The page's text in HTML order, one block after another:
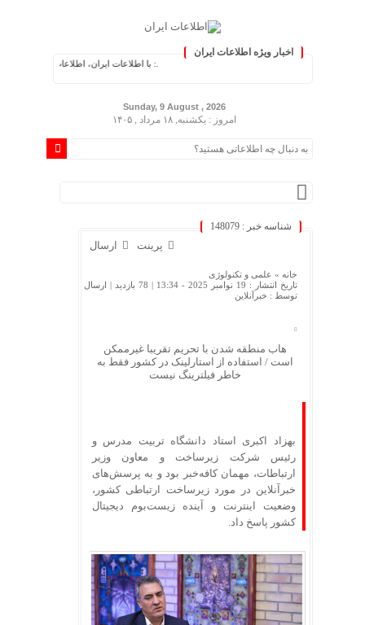
اخبار ویژه اطلاعات ایران
.: با اطلاعات ایران، اطلاعات خود را به‌روز کنید :.
Sunday, 9 August , 2026
امروز : یکشنبه, ۱۸ مرداد , ۱۴۰۵
شناسه خبر : 148079
ارسال پرینت
خانه » علمی و تکنولوژی
تاریخ انتشار : 19 نوامبر 2025 - 13:34 |
78 بازدید
| ارسال
توسط : خبرآنلاین
هاب منطقه شدن با تحریم تقریبا غیرممکن
است / استفاده از استارلینک در کشور فقط به
خاطر فیلترینگ نیست
بهزاد اکبری استاد دانشگاه تربیت مدرس و
رئیس شرکت زیرساخت و معاون وزیر
ارتباطات، مهمان کافه‌خبر بود و به پرسش‌های
خبرآنلاین در مورد زیرساخت ارتباطی کشور،
وضعیت اینترنت و آینده زیست‌بوم دیجیتال
کشور پاسخ داد.